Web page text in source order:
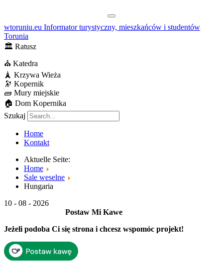
wtoruniu.eu Informator turystyczny, mieszkańców i studentów
Torunia
🏛 Ratusz
⛪ Katedra
🗼 Krzywa Wieża
🔭 Kopernik
🧱 Mury miejskie
🏠 Dom Kopernika
Szukaj
Home
Kontakt
Aktuelle Seite:
Home
Sale weselne
Hungaria
10 - 08 - 2026
Postaw Mi Kawe
Jeżeli podoba Ci się strona i chcesz wspomóc projekt!